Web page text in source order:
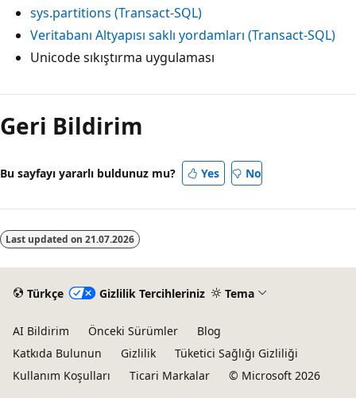
sys.partitions (Transact-SQL)
Veritabanı Altyapısı saklı yordamları (Transact-SQL)
Unicode sıkıştırma uygulaması
Geri Bildirim
Bu sayfayı yararlı buldunuz mu? Yes No
Last updated on 21.07.2026
Türkçe Gizlilik Tercihleriniz Tema
AI Bildirim Önceki Sürümler
Blog
Katkıda Bulunun
Gizlilik
Tüketici Sağlığı Gizliliği
Kullanım Koşulları
Ticari Markalar © Microsoft 2026